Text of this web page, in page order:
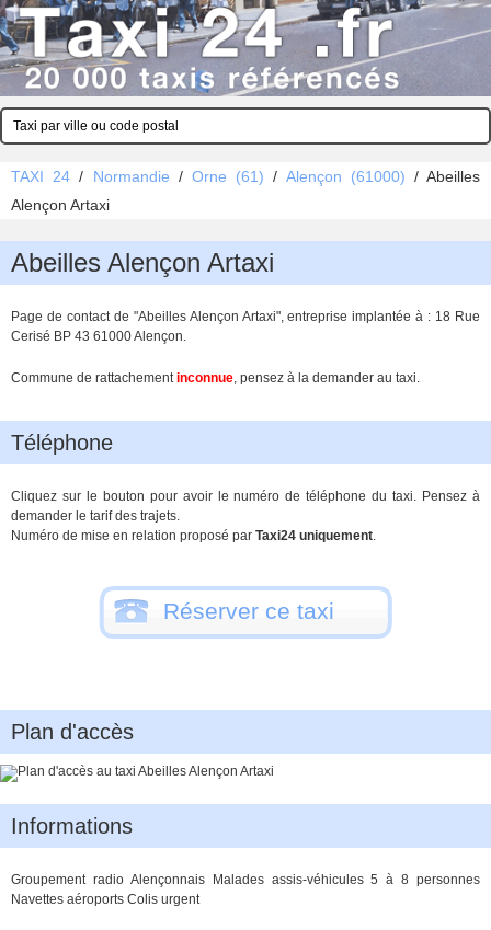
TAXI 24 / Normandie / Orne (61) / Alençon (61000) /Abeilles
Alençon Artaxi
Abeilles Alençon Artaxi
Page de contact de "Abeilles Alençon Artaxi", entreprise implantée à : 18 Rue
Cerisé BP 43 61000 Alençon.
Commune de rattachementinconnue, pensez à la demander au taxi.
Téléphone
Cliquez sur le bouton pour avoir le numéro de téléphone du taxi. Pensez à
demander le tarif des trajets.
Numéro de mise en relation proposé par Taxi24 uniquement.
Réserver ce taxi
Plan d'accès
Informations
Groupement radio Alençonnais Malades assis-véhicules 5 à 8 personnes
Navettes aéroports Colis urgent